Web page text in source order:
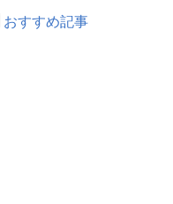
おすすめ記事